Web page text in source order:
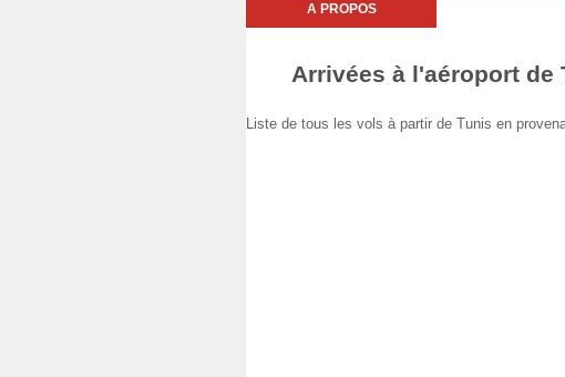
A PROPOS
Arrivées à l'aéroport de
Liste de tous les vols à partir de Tunis en